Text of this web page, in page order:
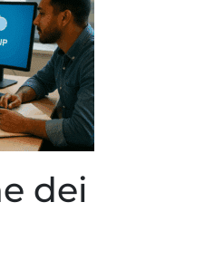
dei